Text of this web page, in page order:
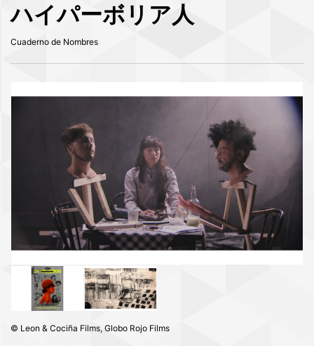
ハイパーボリア人
Cuaderno de Nombres
© Leon & Cociña Films, Globo Rojo Films